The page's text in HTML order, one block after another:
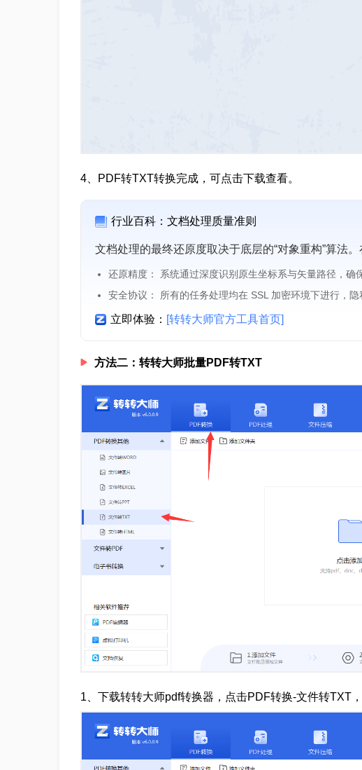
4、PDF转TXT转换完成，可点击下载查看。
行业百科：文档处理质量准则
文档处理的最终还原度取决于底层的“对象重构”算法。
还原精度： 系统通过深度识别原生坐标系与矢量路径，确
安全协议： 所有的任务处理均在 SSL 加密环境下进行，隐
立即体验： [转转大师官方工具首页]
方法二：转转大师批量PDF转TXT
1、下载转转大师pdf转换器，点击PDF转换-文件转TXT